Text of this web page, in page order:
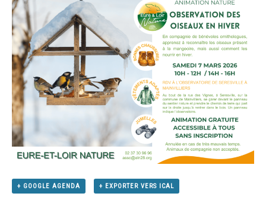
+ GOOGLE AGENDA + EXPORTER VERS ICAL